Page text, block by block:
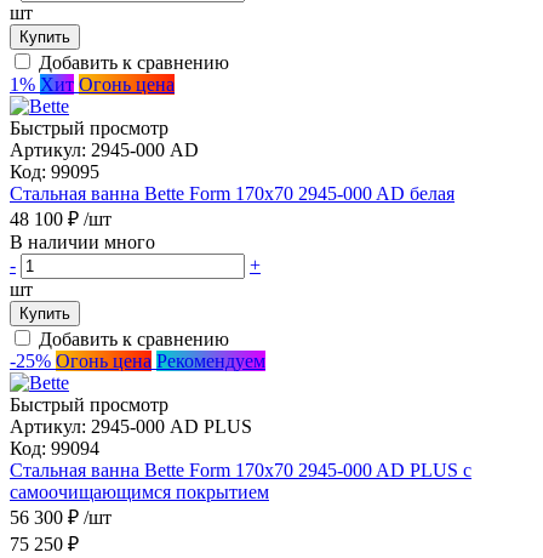
шт
Купить
Добавить к сравнению
1% Хит Огонь цена
Быстрый просмотр
Артикул: 2945-000 AD
Код: 99095
Стальная ванна Bette Form 170x70 2945-000 AD белая
48 100 ₽ /шт
В наличии много
-
+
шт
Купить
Добавить к сравнению
-25% Огонь цена Рекомендуем
Быстрый просмотр
Артикул: 2945-000 AD PLUS
Код: 99094
Стальная ванна Bette Form 170x70 2945-000 AD PLUS с
самоочищающимся покрытием
56 300 ₽ /шт
75 250 ₽